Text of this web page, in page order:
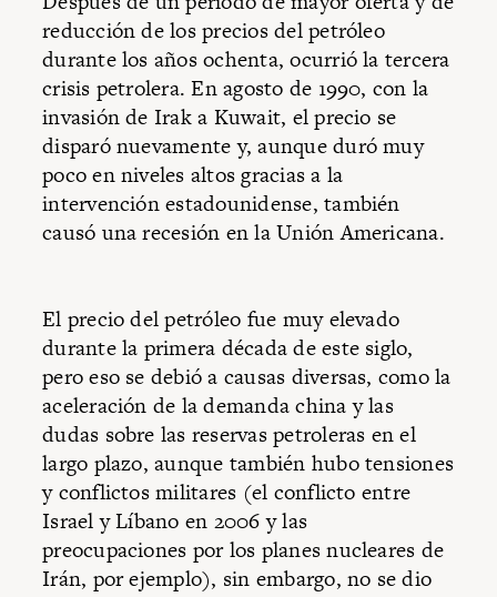
reducción de los precios del petróleo
durante los años ochenta, ocurrió la tercera
crisis petrolera. En agosto de 1990, con la
invasión de Irak a Kuwait, el precio se
disparó nuevamente y, aunque duró muy
poco en niveles altos gracias a la
intervención estadounidense, también
causó una recesión en la Unión Americana.
El precio del petróleo fue muy elevado
durante la primera década de este siglo,
pero eso se debió a causas diversas, como la
aceleración de la demanda china y las
dudas sobre las reservas petroleras en el
largo plazo, aunque también hubo tensiones
y conflictos militares (el conflicto entre
Israel y Líbano en 2006 y las
preocupaciones por los planes nucleares de
Irán, por ejemplo), sin embargo, no se dio